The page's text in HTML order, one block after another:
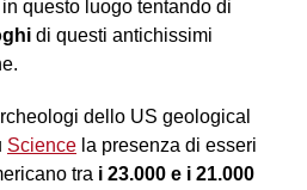
questo luogo tentando di
di questi antichissimi
dello US geological
Science la presenza di esseri
tra i 23.000 e i 21.000